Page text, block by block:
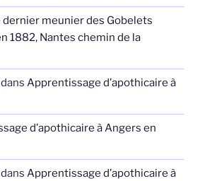
dernier meunier des Gobelets
1882, Nantes chemin de la
dans Apprentissage d’apothicaire à
d’apothicaire à Angers en
dans Apprentissage d’apothicaire à